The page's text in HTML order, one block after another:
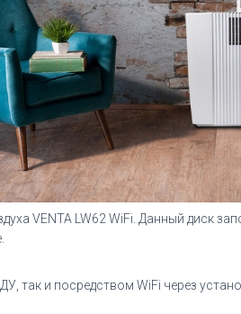
VENTA LW62 WiFi. Данный диск
так и посредством WiFi через